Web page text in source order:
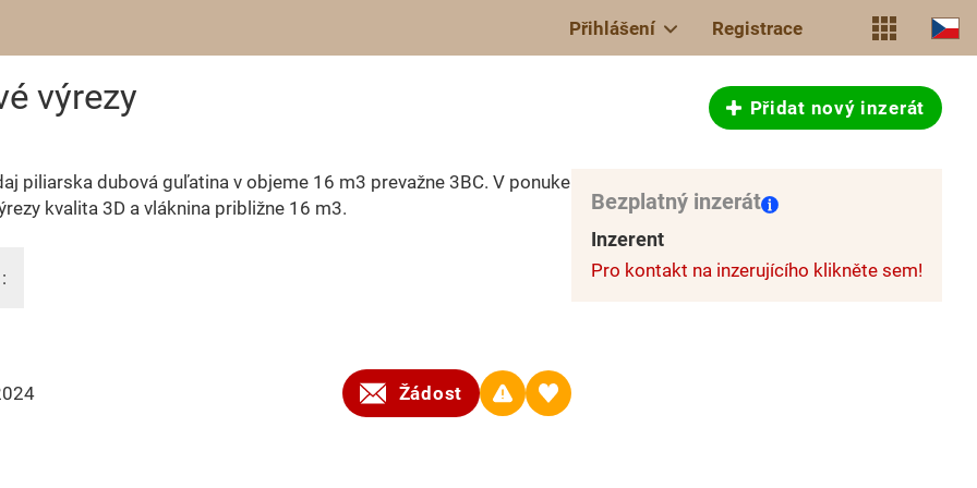
Přihlášení Registrace
výrezy Přidat nový inzerát
piliarska dubová guľatina v objeme 16 m3 prevažne 3BC. V ponuke
kvalita 3D a vláknina približne 16 m3.
Žádost
Bezplatný inzerát
Inzerent
Pro kontakt na inzerujícího klikněte sem!